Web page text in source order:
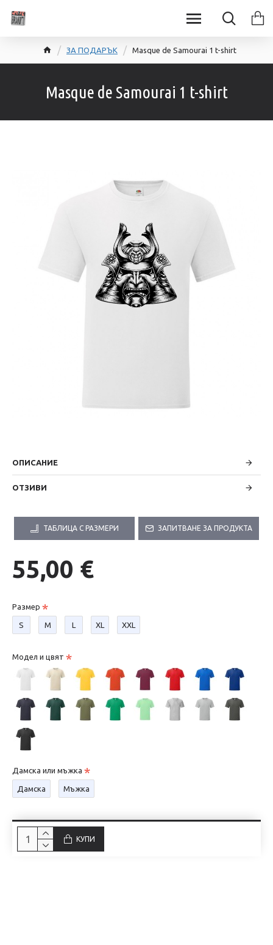
ЗА ПОДАРЪК Masque de Samourai 1 t-shirt
Masque de Samourai 1 t-shirt
ОПИСАНИЕ
ОТЗИВИ
ТАБЛИЦА С РАЗМЕРИ ЗАПИТВАНЕ ЗА ПРОДУКТА
55,00 €
Размер
S М L XL XXL
Модел и цвят
Дамска или мъжка
Дамска Мъжка
КУПИ